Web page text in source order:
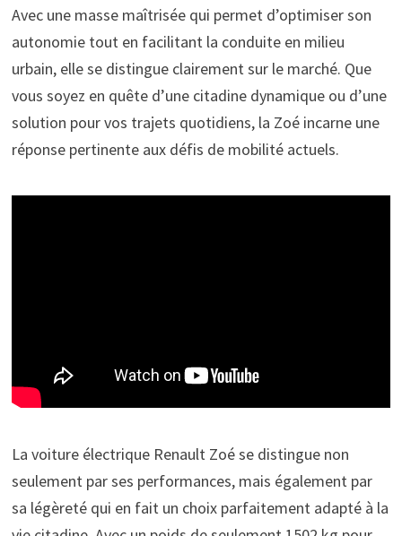
Avec une masse maîtrisée qui permet d’optimiser son
autonomie tout en facilitant la conduite en milieu
urbain, elle se distingue clairement sur le marché. Que
vous soyez en quête d’une citadine dynamique ou d’une
solution pour vos trajets quotidiens, la Zoé incarne une
réponse pertinente aux défis de mobilité actuels.
La voiture électrique Renault Zoé se distingue non
seulement par ses performances, mais également par
sa légèreté qui en fait un choix parfaitement adapté à la